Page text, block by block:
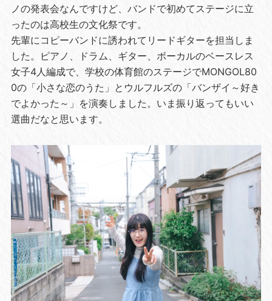
ノの発表会なんですけど、バンドで初めてステージに立
ったのは高校生の文化祭です。
先輩にコピーバンドに誘われてリードギターを担当しま
した。ピアノ、ドラム、ギター、ボーカルのベースレス
女子4人編成で、学校の体育館のステージでMONGOL80
0の「小さな恋のうた」とウルフルズの「バンザイ～好き
でよかった～」を演奏しました。いま振り返ってもいい
選曲だなと思います。